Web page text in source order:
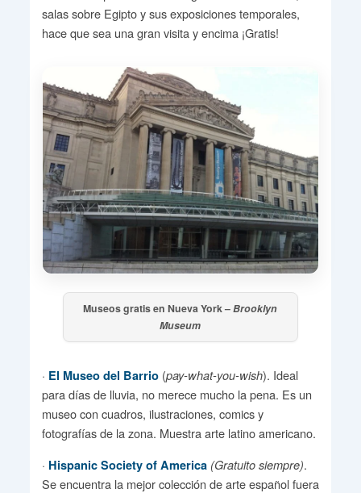
salas sobre Egipto y sus exposiciones temporales,
hace que sea una gran visita y encima ¡Gratis!
Museos gratis en Nueva York –Brooklyn
Museum
· El Museo del Barrio(pay-what-you-wish). Ideal
para días de lluvia, no merece mucho la pena. Es un
museo con cuadros, ilustraciones, comics y
fotografías de la zona. Muestra arte latino americano.
· Hispanic Society of America (Gratuito siempre).
Se encuentra la mejor colección de arte español fuera